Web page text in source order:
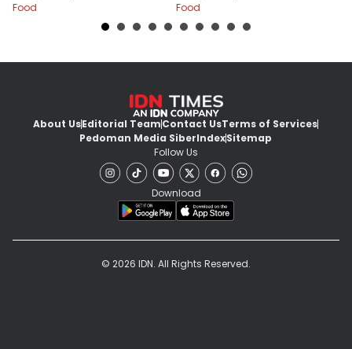
Food
Food
About UsEditorial TeamContact UsTerms of Services
Pedoman Media SiberIndexSitemap
Follow Us
Download
© 2026 IDN. All Rights Reserved.